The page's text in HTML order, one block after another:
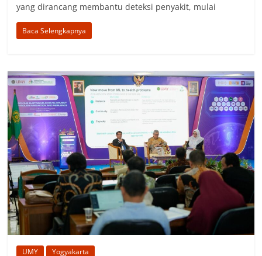
yang dirancang membantu deteksi penyakit, mulai
Baca Selengkapnya
UMY Yogyakarta